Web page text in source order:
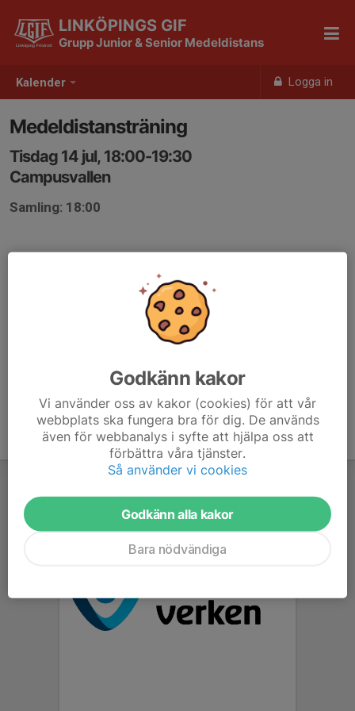
Kalender Logga in
LINKÖPINGS GIF
Grupp Junior & Senior Medeldistans
Medeldistansträning
Tisdag 14 jul, 18:00-19:30
Campusvallen
Samling: 18:00
Godkänn kakor
Vi använder oss av kakor (cookies) för att vår
webbplats ska fungera bra för dig. De används
även för webbanalys i syfte att hjälpa oss att
förbättra våra tjänster.
Så använder vi cookies
Godkänn alla kakor
Bara nödvändiga